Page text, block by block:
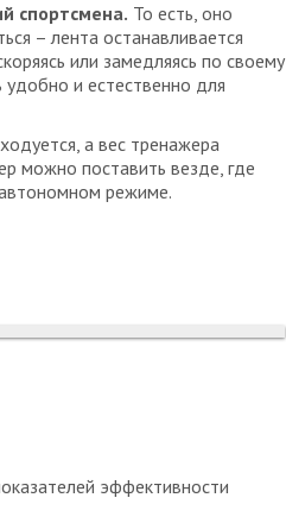
спортсмена. То есть, оно
– лента останавливается
или замедляясь по своему
и естественно для
а вес тренажера
можно поставить везде, где
режиме.
эффективности